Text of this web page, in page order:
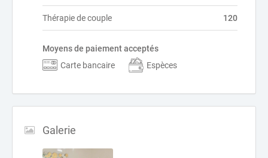
Thérapie de couple 120
Moyens de paiement acceptés
Carte bancaire
Espèces
Galerie